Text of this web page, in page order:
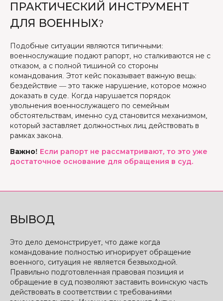
ПРАКТИЧЕСКИЙ ИНСТРУМЕНТ
ДЛЯ ВОЕННЫХ?
Подобные ситуации являются типичными:
военнослужащие подают рапорт, но сталкиваются не с
отказом, а с полной тишиной со стороны
командования. Этот кейс показывает важную вещь:
бездействие — это также нарушение, которое можно
доказать в суде. Когда нарушается порядок
увольнения военнослужащего по семейным
обстоятельствам, именно суд становится механизмом,
который заставляет должностных лиц действовать в
рамках закона.
Важно! Если рапорт не рассматривают, то это уже
достаточное основание для обращения в суд.
ВЫВОД
Это дело демонстрирует, что даже когда
командование полностью игнорирует обращение
военного, ситуация не является безвыходной.
Правильно подготовленная правовая позиция и
обращение в суд позволяют заставить воинскую часть
действовать в соответствии с требованиями